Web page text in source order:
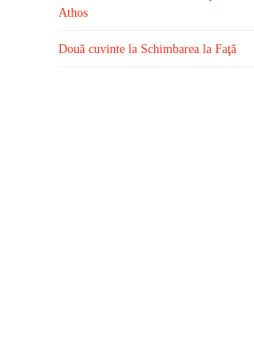
Athos
Două cuvinte la Schimbarea la Faţă